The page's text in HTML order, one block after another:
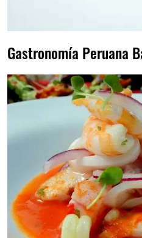
Gastronomía Peruana